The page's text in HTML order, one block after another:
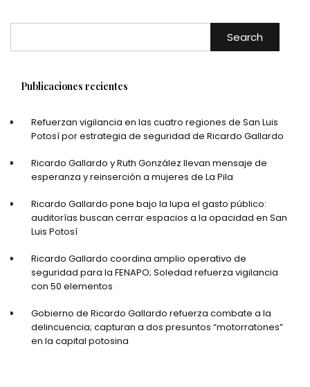
Search
Publicaciones recientes
Refuerzan vigilancia en las cuatro regiones de San Luis
Potosí por estrategia de seguridad de Ricardo Gallardo
Ricardo Gallardo y Ruth González llevan mensaje de
esperanza y reinserción a mujeres de La Pila
Ricardo Gallardo pone bajo la lupa el gasto público:
auditorías buscan cerrar espacios a la opacidad en San
Luis Potosí
Ricardo Gallardo coordina amplio operativo de
seguridad para la FENAPO; Soledad refuerza vigilancia
con 50 elementos
Gobierno de Ricardo Gallardo refuerza combate a la
delincuencia; capturan a dos presuntos “motorratones”
en la capital potosina